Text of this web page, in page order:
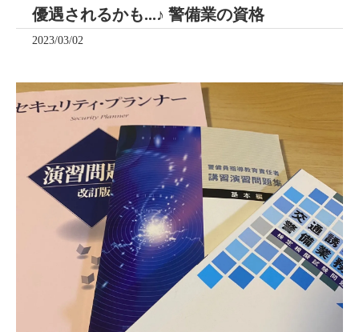
優遇されるかも...♪ 警備業の資格
2023/03/02